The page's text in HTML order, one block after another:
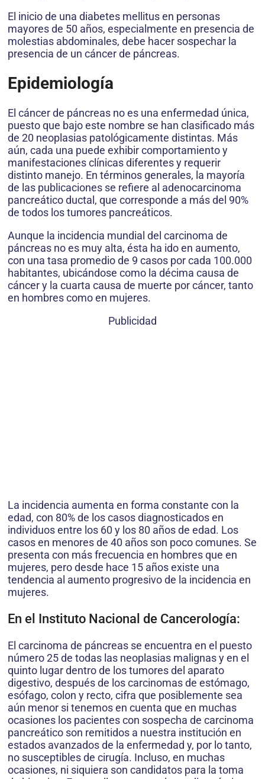
El inicio de una diabetes mellitus en personas
mayores de 50 años, especialmente en presencia de
molestias abdominales, debe hacer sospechar la
presencia de un cáncer de páncreas.
Epidemiología
El cáncer de páncreas no es una enfermedad única,
puesto que bajo este nombre se han clasificado más
de 20 neoplasias patológicamente distintas. Más
aún, cada una puede exhibir comportamiento y
manifestaciones clínicas diferentes y requerir
distinto manejo. En términos generales, la mayoría
de las publicaciones se refiere al adenocarcinoma
pancreático ductal, que corresponde a más del 90%
de todos los tumores pancreáticos.
Aunque la incidencia mundial del carcinoma de
páncreas no es muy alta, ésta ha ido en aumento,
con una tasa promedio de 9 casos por cada 100.000
habitantes, ubicándose como la décima causa de
cáncer y la cuarta causa de muerte por cáncer, tanto
en hombres como en mujeres.
Publicidad
La incidencia aumenta en forma constante con la
edad, con 80% de los casos diagnosticados en
individuos entre los 60 y los 80 años de edad. Los
casos en menores de 40 años son poco comunes. Se
presenta con más frecuencia en hombres que en
mujeres, pero desde hace 15 años existe una
tendencia al aumento progresivo de la incidencia en
mujeres.
En el Instituto Nacional de Cancerología:
El carcinoma de páncreas se encuentra en el puesto
número 25 de todas las neoplasias malignas y en el
quinto lugar dentro de los tumores del aparato
digestivo, después de los carcinomas de estómago,
esófago, colon y recto, cifra que posiblemente sea
aún menor si tenemos en cuenta que en muchas
ocasiones los pacientes con sospecha de carcinoma
pancreático son remitidos a nuestra institución en
estados avanzados de la enfermedad y, por lo tanto,
no susceptibles de cirugía. Incluso, en muchas
ocasiones, ni siquiera son candidatos para la toma